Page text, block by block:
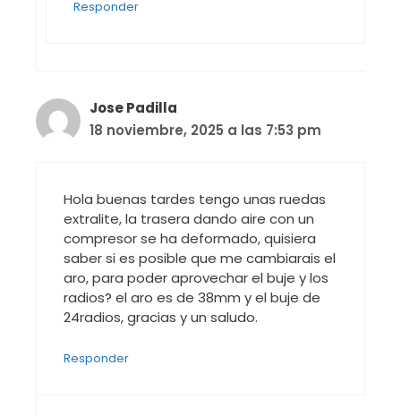
Responder
Jose Padilla
18 noviembre, 2025 a las 7:53 pm
Hola buenas tardes tengo unas ruedas
extralite, la trasera dando aire con un
compresor se ha deformado, quisiera
saber si es posible que me cambiarais el
aro, para poder aprovechar el buje y los
radios? el aro es de 38mm y el buje de
24radios, gracias y un saludo.
Responder